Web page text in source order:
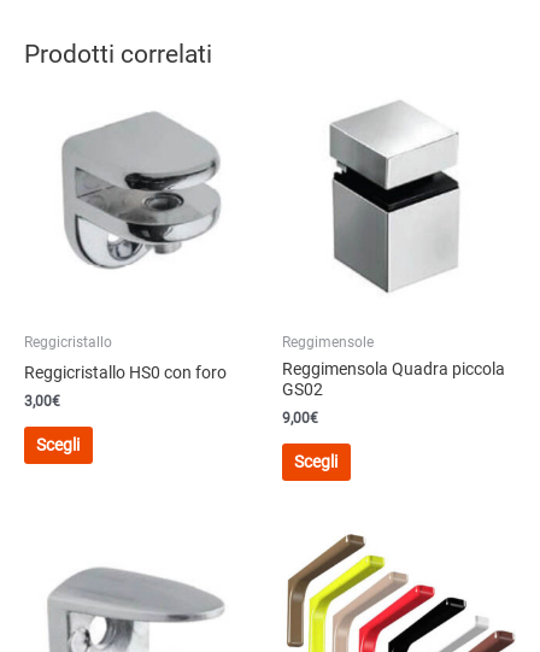
Prodotti correlati
Reggicristallo
Reggicristallo HS0 con foro
3,00€
Scegli
Questo
Le
possono
essere
Reggimensole
Reggimensola Quadra piccola
GS02
9,00€
Scegli
Questo
varianti.
Le
opzioni
possono